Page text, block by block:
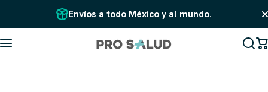
Saltar al contenidoEnvíos a todo México y al mundo.